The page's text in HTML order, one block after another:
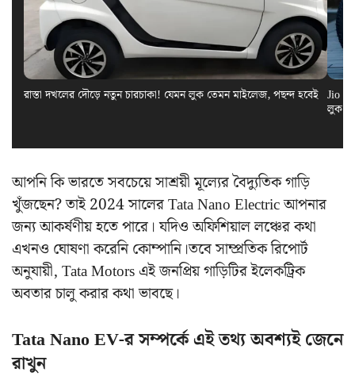
রাস্তা দখলের দৌড়ে নতুন চারচাকা! যেমন লুক তেমন মাইলেজ, পছন্দ হবেই Jio
লুক
আপনি কি ভারতে সবচেয়ে সাশ্রয়ী মূল্যের বৈদ্যুতিক গাড়ি
খুঁজছেন? তাই 2024 সালের Tata Nano Electric আপনার
জন্য আকর্ষণীয় হতে পারে। যদিও অফিশিয়াল লঞ্চের কথা
এখনও ঘোষণা করেনি কোম্পানি।তবে সাম্প্রতিক রিপোর্ট
অনুযায়ী, Tata Motors এই জনপ্রিয় গাড়িটির ইলেকট্রিক
অবতার চালু করার কথা ভাবছে।
Tata Nano EV-র সম্পর্কে এই তথ্য অবশ্যই জেনে
রাখুন